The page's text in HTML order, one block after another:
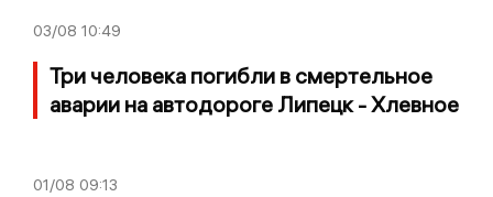
03/08 10:49
Три человека погибли в смертельное
аварии на автодороге Липецк - Хлевное
01/08 09:13